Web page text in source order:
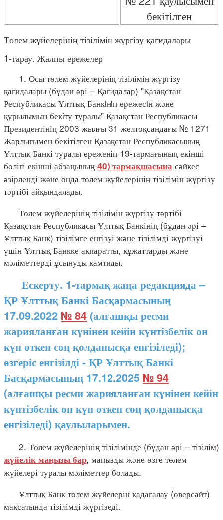
бекітілген
Төлем жүйелерінің тізілімін жүргізу қағидалары
1-тарау. Жалпы ережелер
1. Осы төлем жүйелерінің тізілімін жүргізу
қағидалары (бұдан әрі – Қағидалар) "Қазақстан
Республикасы Ұлттық Банкiнiң ережесiн және
құрылымын бекiту туралы" Қазақстан Республикасы
Президентінің 2003 жылғы 31 желтоқсандағы № 1271
Жарлығымен бекітілген Қазақстан Республикасының
Ұлттық Банкі туралы ереженің 19-тармағының екінші
бөлігі екінші абзацының 40) тармақшасына сәйкес
әзірленді және онда төлем жүйелерінің тізілімін жүргізу
тәртібі айқындалады.
Төлем жүйелерінің тізілімін жүргізу тәртібі
Қазақстан Республикасы Ұлттық Банкінің (бұдан әрі –
Ұлттық Банк) тізілімге енгізуі және тізілімді жүргізуі
үшін Ұлттық Банкке ақпаратты, құжаттарды және
мәліметтерді ұсынуды қамтиды.
Ескерту. 1-тармақ жаңа редакцияда –
ҚР Ұлттық Банкі Басқармасының
17.09.2022 № 84 (алғашқы ресми
жарияланған күнінен кейін күнтізбелік он
күн өткен соң қолданысқа енгізіледі);
өзгеріс енгізілді - ҚР Ұлттық Банкі
Басқармасының 17.12.2025 № 94
(алғашқы ресми жарияланған күнінен кейін
күнтізбелік он күн өткен соң қолданысқа
енгізіледі) қаулыларымен.
2. Төлем жүйелерінің тізілімінде (бұдан әрі – тізілім)
жүйелік маңызы бар, маңызды және өзге төлем
жүйелері туралы мәліметтер болады.
Ұлттық Банк төлем жүйелерін қадағалау (оверсайт)
мақсатында тізілімді жүргізеді.